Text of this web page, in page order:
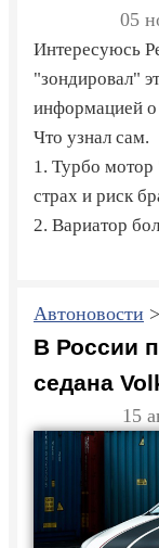
05
Интересуюсь
"зондировал"
информацией
Что узнал сам.
1. Турбо
страх и риск
2. Вариатор
Автоновости >
В России
седана
15